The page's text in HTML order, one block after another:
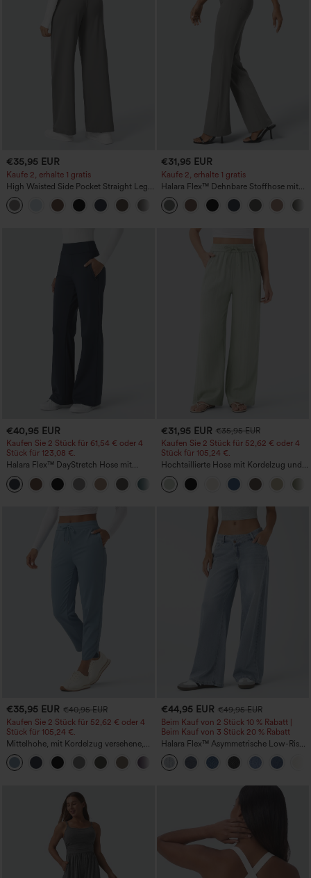
€35,95 EUR
Kaufe 2, erhalte 1 gratis
High Waisted Side Pocket Straight Leg
Work Pants
+23
€31,95 EUR
Kaufe 2, erhalte 1 gratis
Halara Flex™ Dehnbare Stoffhose mit
hohem Bund und Seitentasche hinten
€40,95 EUR
Kaufen Sie 2 Stück für 61,54 € oder 4
Stück für 123,08 €.
Halara Flex™ DayStretch Hose mit
mittlerer Bundhöhe, seitlicher
Reißverschlusstasche und
Work‑Flare‑Schnitt
€31,95 EUR €35,95 EUR
Kaufen Sie 2 Stück für 52,62 € oder 4
Stück für 105,24 €.
Hochtaillierte Hose mit Kordelzug und
Taschen, weitem Bein, lässig und locker
in Leinenoptik
€35,95 EUR €40,95 EUR
Kaufen Sie 2 Stück für 52,62 € oder 4
Stück für 105,24 €.
Mittelhohe, mit Kordelzug versehene,
schnelltrocknende Golfhose mit schmal
zulaufendem Schnitt, abgerundetem
Saum und Taschen – UPF 40+
+2
€44,95 EUR €49,95 EUR
Beim Kauf von 2 Stück 10 % Rabatt |
Beim Kauf von 3 Stück 20 % Rabatt
Halara Flex™ Asymmetrische Low-Rise-
Jeans mit Reißverschlusstaschen,
Baggy-Stil, weitem Bein, gewaschen,
lässig